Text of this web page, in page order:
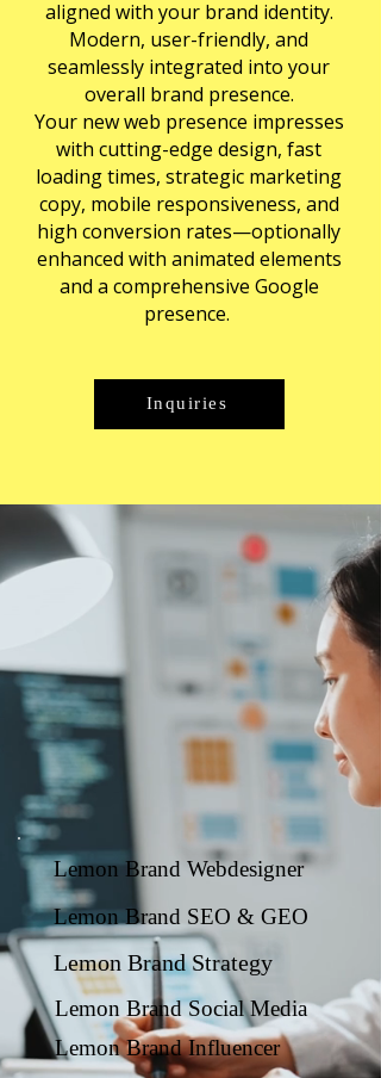
aligned with your brand identity.
Modern, user-friendly, and
seamlessly integrated into your
overall brand presence.
Your new web presence impresses
with cutting-edge design, fast
loading times, strategic marketing
copy, mobile responsiveness, and
high conversion rates—optionally
enhanced with animated elements
and a comprehensive Google
presence.
Inquiries
Lemon Brand Webdesigner
Lemon Brand SEO & GEO
Lemon Brand Strategy
Lemon Brand Social Media
Lemon Brand Influencer